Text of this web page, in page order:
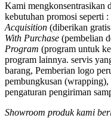
Kami mengkonsentrasikan
kebutuhan promosi seperti :
Acquisition (diberikan
With Purchase (pembelian
Program (program untuk
program lainnya. servis
barang, Pemberian logo
pembungkusan
pengaturan pengiriman
Showroom produk kami